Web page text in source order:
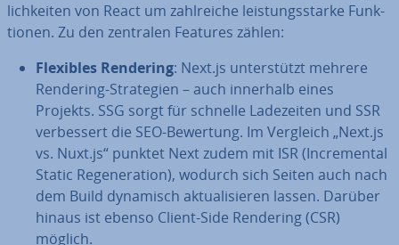
lich­kei­ten von React um zahl­rei­che leis­tungs­star­ke Funk­
tio­nen. Zu den zentralen Features zählen:
Flexibles Rendering: Next.js un­ter­stützt mehrere
Rendering-Stra­te­gien – auch innerhalb eines
Projekts. SSG sorgt für schnelle La­de­zei­ten und SSR
ver­bes­sert die SEO-Bewertung. Im Vergleich „Next.js
vs. Nuxt.js“ punktet Next zudem mit ISR (In­cre­men­tal
Static Re­ge­ne­ra­ti­on), wodurch sich Seiten auch nach
dem Build dynamisch ak­tua­li­sie­ren lassen. Darüber
hinaus ist ebenso Client-Side Rendering (CSR)
möglich.